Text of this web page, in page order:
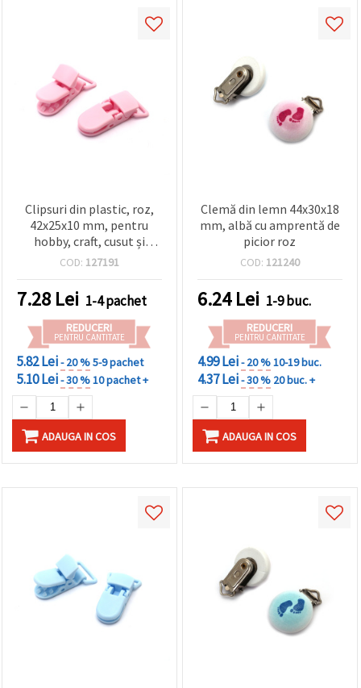
cookie -
urile făcând
în setări
selectând
un tip de
cookie -uri
pe butonul
"Salvați"
Аcceptati
toate!
Setări
Clipsuri din plastic, roz,
42x25x10 mm, pentru
hobby, craft, cusut și
scrapbooking – Set de 2
COD: 127191
7.28 Lei 1-4 pachet
REDUCERI
PENTRU CANTITATE
5.82 Lei- 20 %5-9 pachet
5.10 Lei- 30 %10 pachet +
ADAUGA IN COS
Clemă din lemn 44x30x18
mm, albă cu amprentă de
picior roz
COD: 121240
6.24Lei 1-9 buc.
REDUCERI
PENTRU CANTITATE
4.99 Lei- 20 %10-19 buc.
4.37 Lei- 30 % 20 buc. +
ADAUGA IN COS